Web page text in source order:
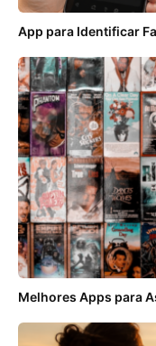
App para Identificar
Melhores Apps para